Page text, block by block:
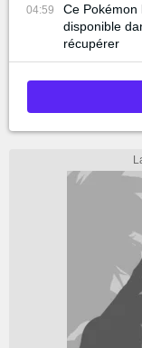
04:59
Ce Pokémon
disponible
récupérer